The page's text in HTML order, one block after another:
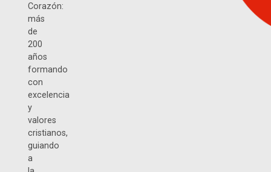
Corazón:
más
de
200
años
formando
con
excelencia
y
valores
cristianos,
guiando
a